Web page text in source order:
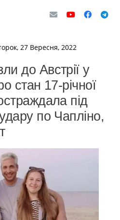
27 Вересня, 2022
до Австрії у
стан 17-річної
під
по Чапліно,